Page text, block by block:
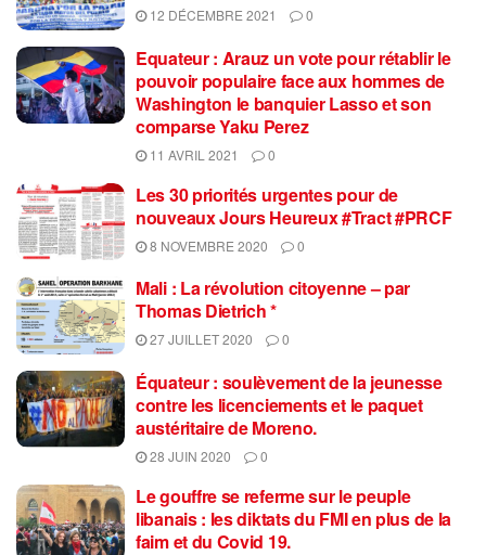
12 DÉCEMBRE 2021 0
Equateur : Arauz un vote pour rétablir le
pouvoir populaire face aux hommes de
Washington le banquier Lasso et son
comparse Yaku Perez
11 AVRIL 2021 0
Les 30 priorités urgentes pour de
nouveaux Jours Heureux #Tract #PRCF
8 NOVEMBRE 2020 0
Mali : La révolution citoyenne – par
Thomas Dietrich *
27 JUILLET 2020 0
Équateur : soulèvement de la jeunesse
contre les licenciements et le paquet
austéritaire de Moreno.
28 JUIN 2020 0
Le gouffre se referme sur le peuple
libanais : les diktats du FMI en plus de la
faim et du Covid 19.